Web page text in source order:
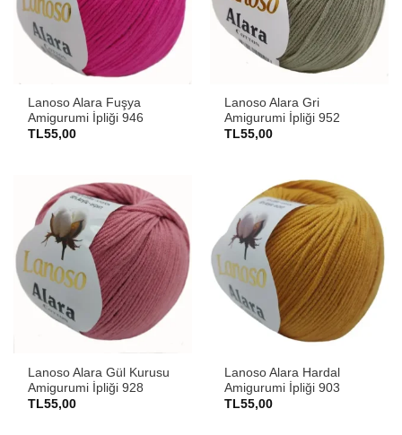
Lanoso Alara Fuşya
Amigurumi İpliği 946
TL55,00
Lanoso Alara Gri
Amigurumi İpliği 952
TL55,00
Lanoso Alara Gül Kurusu
Amigurumi İpliği 928
TL55,00
Lanoso Alara Hardal
Amigurumi İpliği 903
TL55,00